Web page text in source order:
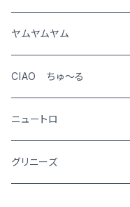
猫
ヤムヤムヤム
CIAO ちゅ～る
ニュートロ
シュプレモ
グリニーズ